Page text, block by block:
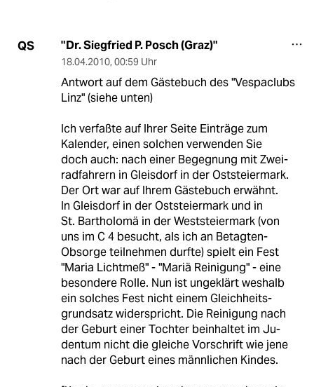
QS "Dr. Siegfried P. Posch (Graz)"
18.04.2010, 00:59 Uhr
Antwort auf dem Gästebuch des "Vespaclubs
Linz" (siehe unten)
Ich verfaßte auf Ihrer Seite Einträge zum
Kalender, einen solchen verwenden Sie
doch auch: nach einer Begegnung mit Zwei-
radfahrern in Gleisdorf in der Oststeiermark.
Der Ort war auf Ihrem Gästebuch erwähnt.
In Gleisdorf in der Oststeiermark und in
St. Bartholomä in der Weststeiermark (von
uns im C 4 besucht, als ich an Betagten-
Obsorge teilnehmen durfte) spielt ein Fest
"Maria Lichtmeß" - "Mariä Reinigung" - eine
besondere Rolle. Nun ist ungeklärt weshalb
ein solches Fest nicht einem Gleichheits-
grundsatz widerspricht. Die Reinigung nach
der Geburt einer Tochter beinhaltet im Ju-
dentum nicht die gleiche Vorschrift wie jene
nach der Geburt eines männlichen Kindes.